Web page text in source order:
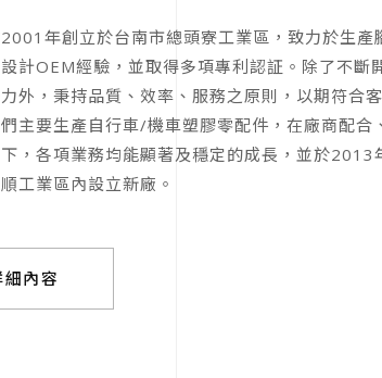
年創立於台南市總頭寮工業區，致力於生產
計OEM經驗，並取得多項專利認証。除了不斷
外，秉持品質、效率、服務之原則，以期符合
主要生產自行車/機車塑膠零配件，在廠商配合
，各項業務均能顯著及穩定的成長，並於2013
工業區內設立新廠。
細內容